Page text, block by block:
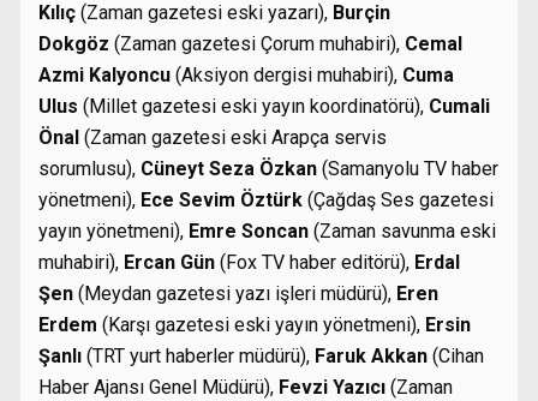
Kılıç (Zaman gazetesi eski yazarı), Burçin
Dokgöz (Zaman gazetesi Çorum muhabiri), Cemal
Azmi Kalyoncu (Aksiyon dergisi muhabiri), Cuma
Ulus (Millet gazetesi eski yayın koordinatörü), Cumali
Önal (Zaman gazetesi eski Arapça servis
sorumlusu), Cüneyt Seza Özkan (Samanyolu TV haber
yönetmeni), Ece Sevim Öztürk (Çağdaş Ses gazetesi
yayın yönetmeni), Emre Soncan (Zaman savunma eski
muhabiri), Ercan Gün (Fox TV haber editörü), Erdal
Şen (Meydan gazetesi yazı işleri müdürü), Eren
Erdem (Karşı gazetesi eski yayın yönetmeni), Ersin
Şanlı (TRT yurt haberler müdürü), Faruk Akkan (Cihan
Haber Ajansı Genel Müdürü), Fevzi Yazıcı (Zaman